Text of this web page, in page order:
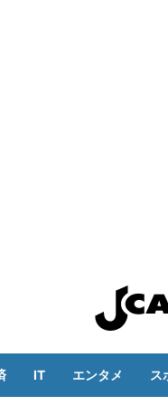
IT エンタメ ス